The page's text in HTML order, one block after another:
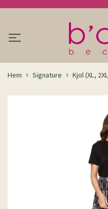
Hem Signature Kjol (XL,